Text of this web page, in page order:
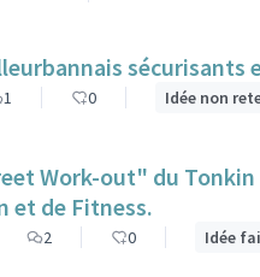
sécurisants
1 0 Idée non
Work-out" du
et de Fitness.
2 0 Idée